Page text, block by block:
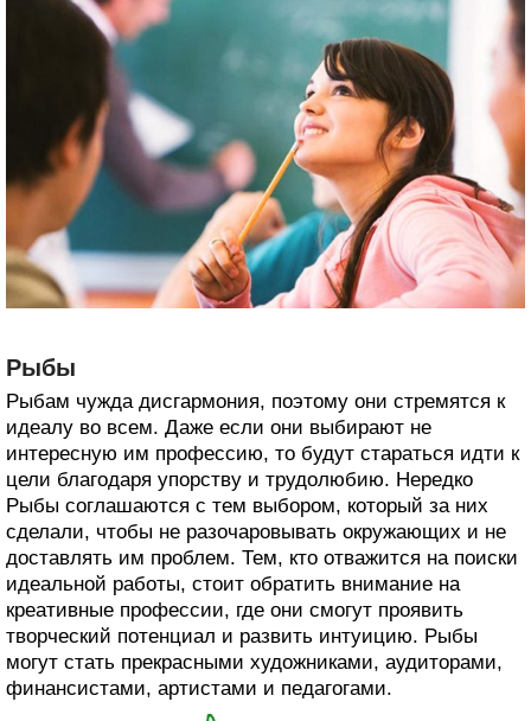
Рыбы
Рыбам чужда дисгармония, поэтому они стремятся к
идеалу во всем. Даже если они выбирают не
интересную им профессию, то будут стараться идти к
цели благодаря упорству и трудолюбию. Нередко
Рыбы соглашаются с тем выбором, который за них
сделали, чтобы не разочаровывать окружающих и не
доставлять им проблем. Тем, кто отважится на поиски
идеальной работы, стоит обратить внимание на
креативные профессии, где они смогут проявить
творческий потенциал и развить интуицию. Рыбы
могут стать прекрасными художниками, аудиторами,
финансистами, артистами и педагогами.